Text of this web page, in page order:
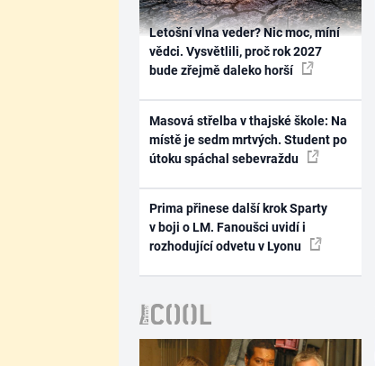
Letošní vlna veder? Nic moc, míní
vědci. Vysvětlili, proč rok 2027
bude zřejmě daleko horší
Masová střelba v thajské škole: Na
místě je sedm mrtvých. Student po
útoku spáchal sebevraždu
Prima přinese další krok Sparty
v boji o LM. Fanoušci uvidí i
rozhodující odvetu v Lyonu